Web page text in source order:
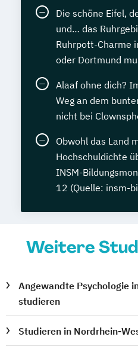
Die schöne Eifel,
und… das
Ruhrpott-Charme
oder Dortmund
Alaaf ohne dich?
Weg an dem
nicht bei
Obwohl das Land
Hochschuldichte
INSM-
12 (Quelle: insm-
Weitere
Angewandte Psychologie
studieren
Studieren in Nordrhein-